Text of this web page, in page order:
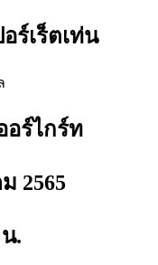
ร์เร็ตเท่น
อร์ไกร์ท
2565
น.